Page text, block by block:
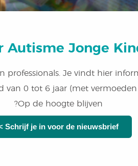
Autisme Jonge
Je vindt hier
van 0 tot 6 jaar (met
Op de hoogte blijven?
Schrijf je in voor de nieuwsbrief >